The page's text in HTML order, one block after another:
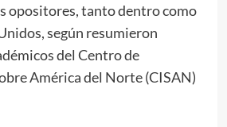
opositores, tanto dentro como
según resumieron
del Centro de
América del Norte (CISAN)